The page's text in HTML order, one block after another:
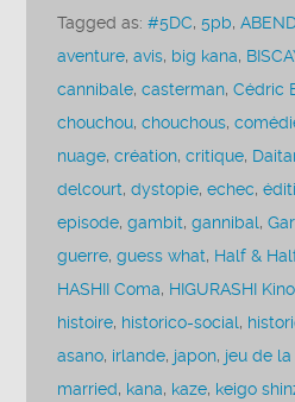
Tagged as:#5DC,5pb,
aventure,avis, big kana,
cannibale,casterman,Cédric
chouchou,chouchous,
nuage,création,critique,
delcourt,dystopie,echec,
episode,gambit,gannibal,
guerre,guess what, Half &
HASHII Coma, HIGURASHI
histoire, historico-social,
asano, irlande, japon, jeu de
married, kana, kaze, keigo